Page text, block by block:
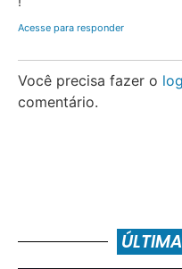
Acesse para responder
Você precisa fazer o
comentário.